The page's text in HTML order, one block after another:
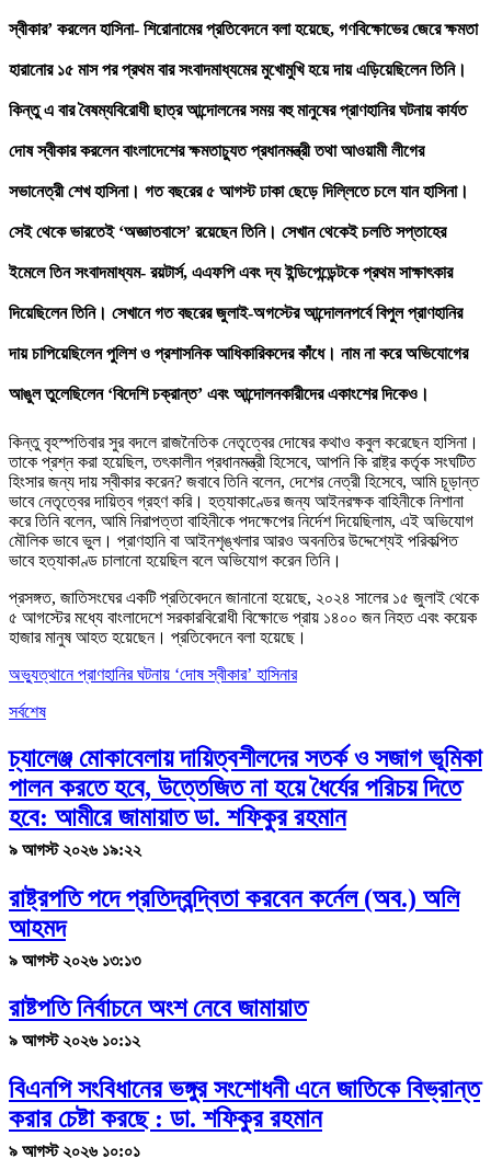
স্বীকার’ করলেন হাসিনা- শিরোনামের প্রতিবেদনে বলা হয়েছে, গণবিক্ষোভের জেরে ক্ষমতা
হারানোর ১৫ মাস পর প্রথম বার সংবাদমাধ্যমের মুখোমুখি হয়ে দায় এড়িয়েছিলেন তিনি।
কিন্তু এ বার বৈষম্যবিরোধী ছাত্র আন্দোলনের সময় বহু মানুষের প্রাণহানির ঘটনায় কার্যত
দোষ স্বীকার করলেন বাংলাদেশের ক্ষমতাচ্যুত প্রধানমন্ত্রী তথা আওয়ামী লীগের
সভানেত্রী শেখ হাসিনা। গত বছরের ৫ আগস্ট ঢাকা ছেড়ে দিল্লিতে চলে যান হাসিনা।
সেই থেকে ভারতেই ‘অজ্ঞাতবাসে’ রয়েছেন তিনি। সেখান থেকেই চলতি সপ্তাহের
ইমেলে তিন সংবাদমাধ্যম- রয়টার্স, এএফপি এবং দ্য ইন্ডিপেন্ডেন্টকে প্রথম সাক্ষাৎকার
দিয়েছিলেন তিনি। সেখানে গত বছরের জুলাই-অগস্টের আন্দোলনপর্বে বিপুল প্রাণহানির
দায় চাপিয়েছিলেন পুলিশ ও প্রশাসনিক আধিকারিকদের কাঁধে। নাম না করে অভিযোগের
আঙুল তুলেছিলেন ‘বিদেশি চক্রান্ত’ এবং আন্দোলনকারীদের একাংশের দিকেও।
কিন্তু বৃহস্পতিবার সুর বদলে রাজনৈতিক নেতৃত্বের দোষের কথাও কবুল করেছেন হাসিনা।
তাকে প্রশ্ন করা হয়েছিল, তৎকালীন প্রধানমন্ত্রী হিসেবে, আপনি কি রাষ্ট্র কর্তৃক সংঘটিত
হিংসার জন্য দায় স্বীকার করেন? জবাবে তিনি বলেন, দেশের নেত্রী হিসেবে, আমি চূড়ান্ত
ভাবে নেতৃত্বের দায়িত্ব গ্রহণ করি। হত্যাকাণ্ডের জন্য আইনরক্ষক বাহিনীকে নিশানা
করে তিনি বলেন, আমি নিরাপত্তা বাহিনীকে পদক্ষেপের নির্দেশ দিয়েছিলাম, এই অভিযোগ
মৌলিক ভাবে ভুল। প্রাণহানি বা আইনশৃঙ্খলার আরও অবনতির উদ্দেশ্যেই পরিকল্পিত
ভাবে হত্যাকাণ্ড চালানো হয়েছিল বলে অভিযোগ করেন তিনি।
প্রসঙ্গত, জাতিসংঘের একটি প্রতিবেদনে জানানো হয়েছে, ২০২৪ সালের ১৫ জুলাই থেকে
৫ আগস্টের মধ্যে বাংলাদেশে সরকারবিরোধী বিক্ষোভে প্রায় ১৪০০ জন নিহত এবং কয়েক
হাজার মানুষ আহত হয়েছেন। প্রতিবেদনে বলা হয়েছে।
অভ্যুত্থানে প্রাণহানির ঘটনায় ‘দোষ স্বীকার’ হাসিনার
সর্বশেষ
চ্যালেঞ্জ মোকাবেলায় দায়িত্বশীলদের সতর্ক ও সজাগ ভূমিকা
পালন করতে হবে, উত্তেজিত না হয়ে ধৈর্যের পরিচয় দিতে
হবে: আমীরে জামায়াত ডা. শফিকুর রহমান
৯ আগস্ট ২০২৬ ১৯:২২
রাষ্ট্রপতি পদে প্রতিদ্বন্দ্বিতা করবেন কর্নেল (অব.) অলি
আহমদ
৯ আগস্ট ২০২৬ ১৩:১৩
রাষ্টপতি নির্বাচনে অংশ নেবে জামায়াত
৯ আগস্ট ২০২৬ ১০:১২
বিএনপি সংবিধানের ভঙ্গুর সংশোধনী এনে জাতিকে বিভ্রান্ত
করার চেষ্টা করছে : ডা. শফিকুর রহমান
৯ আগস্ট ২০২৬ ১০:০১